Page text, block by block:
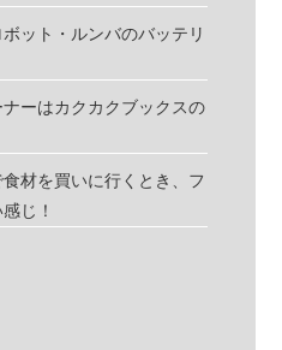
ボット・ルンバのバッテリ
ーはカクカクブックスの
食材を買いに行くとき、フ
じ！